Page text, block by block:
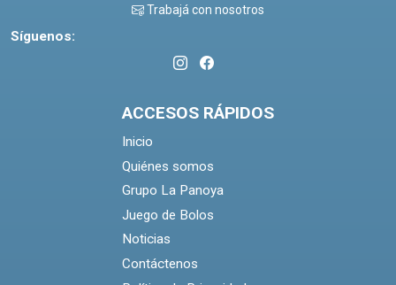
Trabajá con nosotros
Síguenos:
ACCESOS RÁPIDOS
Inicio
Quiénes somos
Grupo La Panoya
Juego de Bolos
Noticias
Contáctenos